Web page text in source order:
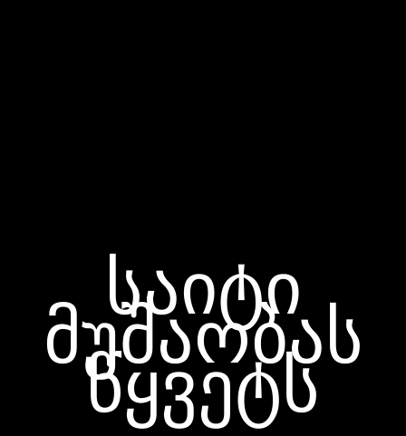
საიტი
მუშაობას
წყვეტს